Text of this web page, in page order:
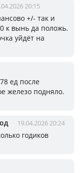
20:15
+/- так и
к вынь да положь.
уйдёт на
ед после
железо подняло.
19.04.2026 20:24
годиков